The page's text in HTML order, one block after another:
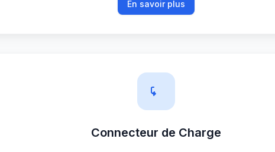
En savoir plus
Connecteur de Charge